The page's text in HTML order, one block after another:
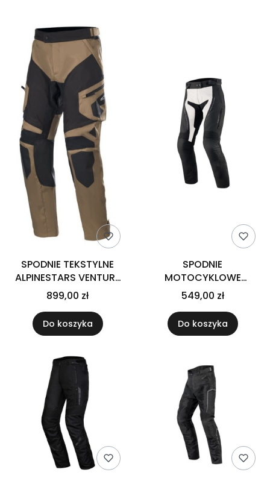
SPODNIE TEKSTYLNE
ALPINESTARS VENTURE
XT OVER BOOT CAMEL
BLACK
899,00 zł
Do koszyka
SPODNIE
MOTOCYKLOWE
TEKSTYLNE DAMSKIE
REBELHORN HIKER 3
BLACK GREY WM
549,00 zł
Do koszyka